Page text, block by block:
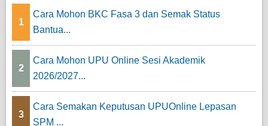
1
Cara Mohon BKC Fasa 3 dan Semak Status
Bantua...
2
Cara Mohon UPU Online Sesi Akademik
2026/2027...
3
Cara Semakan Keputusan UPUOnline Lepasan
SPM ...